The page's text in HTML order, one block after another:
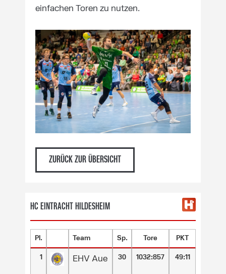
einfachen Toren zu nutzen.
ZURÜCK ZUR ÜBERSICHT
HC EINTRACHT HILDESHEIM
Pl. Team Sp. Tore PKT
1 EHV Aue 30 1032:857 49:11